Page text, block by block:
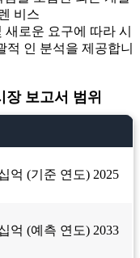
비스
새로운 요구에 따라 시
적 인 분석을 제공합니
보고서 범위
억 (기준 연도) 2025
억 (예측 연도) 2033